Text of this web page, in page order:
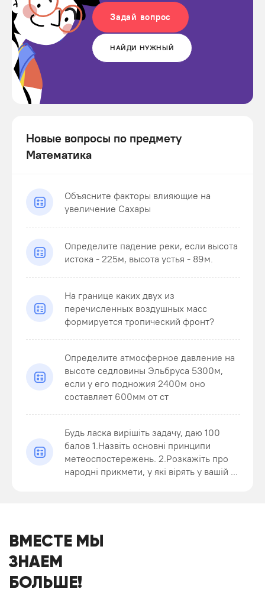
Задай вопрос
НАЙДИ НУЖНЫЙ
Новые вопросы по предмету
Математика
Объясните факторы влияющие на
увеличение Сахары
Определите падение реки, если высота
истока - 225м, высота устья - 89м.
На границе каких двух из
перечисленных воздушных масс
формируется тропический фронт?
Определите атмосферное давление на
высоте седловины Эльбруса 5300м,
если у его подножия 2400м оно
составляет 600мм от ст
Будь ласка вирішіть задачу, даю 100
балов 1.Назвіть основні принципи
метеоспостережень. 2.Розкажіть про
народні прикмети, у які вірять у вашій ...
ВМЕСТЕ МЫ
ЗНАЕМ
БОЛЬШЕ!